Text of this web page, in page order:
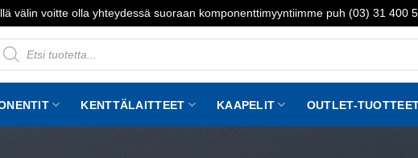
välin voitte olla yhteydessä suoraan komponenttimyyntiimme puh (03) 31 400
KENTTÄLAITTEET KAAPELIT OUTLET-